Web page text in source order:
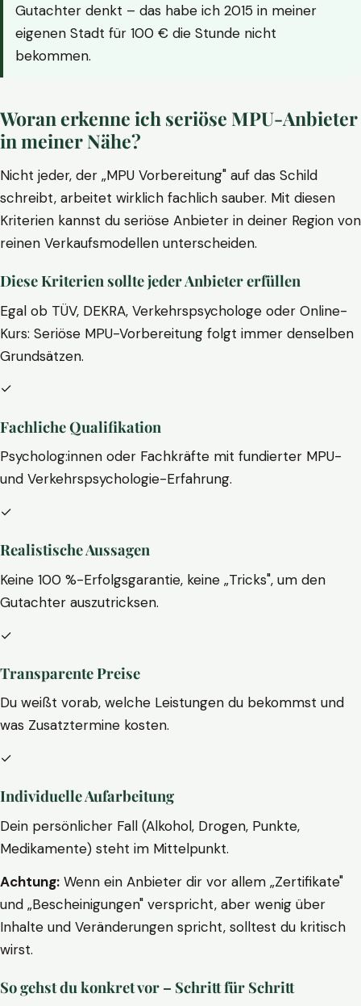
Gutachter denkt – das habe ich 2015 in meiner
eigenen Stadt für 100 € die Stunde nicht
bekommen.
Woran erkenne ich seriöse MPU-Anbieter
in meiner Nähe?
Nicht jeder, der „MPU Vorbereitung" auf das Schild
schreibt, arbeitet wirklich fachlich sauber. Mit diesen
Kriterien kannst du seriöse Anbieter in deiner Region von
reinen Verkaufsmodellen unterscheiden.
Diese Kriterien sollte jeder Anbieter erfüllen
Egal ob TÜV, DEKRA, Verkehrspsychologe oder Online-
Kurs: Seriöse MPU-Vorbereitung folgt immer denselben
Grundsätzen.
✓
Fachliche Qualifikation
Psycholog:innen oder Fachkräfte mit fundierter MPU-
und Verkehrspsychologie-Erfahrung.
✓
Realistische Aussagen
Keine 100 %-Erfolgsgarantie, keine „Tricks", um den
Gutachter auszutricksen.
✓
Transparente Preise
Du weißt vorab, welche Leistungen du bekommst und
was Zusatztermine kosten.
✓
Individuelle Aufarbeitung
Dein persönlicher Fall (Alkohol, Drogen, Punkte,
Medikamente) steht im Mittelpunkt.
Achtung: Wenn ein Anbieter dir vor allem „Zertifikate"
und „Bescheinigungen" verspricht, aber wenig über
Inhalte und Veränderungen spricht, solltest du kritisch
wirst.
So gehst du konkret vor – Schritt für Schritt